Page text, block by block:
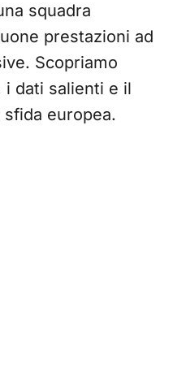
squadra
prestazioni ad
Scopriamo
dati salienti e il
europea.